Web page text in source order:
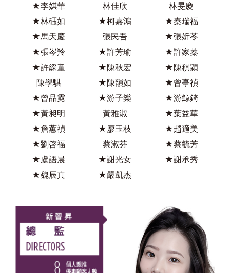
★李娸華
林佳欣
林旻慶
★林砡如
★柯嘉鴻
★秦瑞福
★馬天慶
張民吾
★張妡苓
★張岑羚
★許芳瑜
★許家蓁
★許綵童
★陳秋宏
★陳稘穎
陳學騏
★陳韻如
★曾亭禎
★曾品霓
★游子樂
★游鯨錡
★黃昶明
黃雅淑
★葉益華
★詹蕙禎
★廖玉枝
★趙適美
★劉啓福
蔡淑芬
★蔡毓芳
★盧語晨
★謝光女
★謝承秀
★魏辰真
★嚴凱杰